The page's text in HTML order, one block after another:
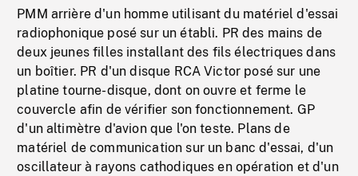
PMM arrière d'un homme utilisant du matériel d'essai
radiophonique posé sur un établi. PR des mains de
deux jeunes filles installant des fils électriques dans
un boîtier. PR d'un disque RCA Victor posé sur une
platine tourne-disque, dont on ouvre et ferme le
couvercle afin de vérifier son fonctionnement. GP
d'un altimètre d'avion que l'on teste. Plans de
matériel de communication sur un banc d'essai, d'un
oscillateur à rayons cathodiques en opération et d'un